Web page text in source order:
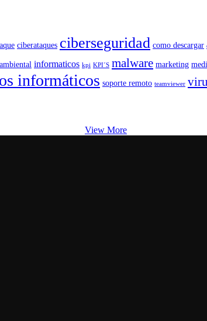
ciberataques ciberseguridad como descargar
informaticos kpi KPI´S malware marketing
informáticos soporte remoto teamviewer
View More